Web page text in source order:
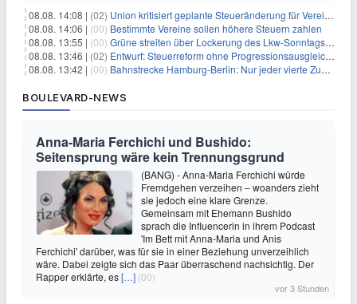
08.08. 14:08 | (02) Union kritisiert geplante Steueränderung für Vereine
08.08. 14:06 | (00) Bestimmte Vereine sollen höhere Steuern zahlen
08.08. 13:55 | (00) Grüne streiten über Lockerung des Lkw-Sonntagsfahrverbots
08.08. 13:46 | (02) Entwurf: Steuerreform ohne Progressionsausgleich geplant
08.08. 13:42 | (00) Bahnstrecke Hamburg-Berlin: Nur jeder vierte Zug pünktlich
BOULEVARD-NEWS
Anna-Maria Ferchichi und Bushido:
Seitensprung wäre kein Trennungsgrund
(BANG) - Anna-Maria Ferchichi würde
Fremdgehen verzeihen – woanders zieht
sie jedoch eine klare Grenze.
Gemeinsam mit Ehemann Bushido
sprach die Influencerin in ihrem Podcast
'Im Bett mit Anna-Maria und Anis
Ferchichi' darüber, was für sie in einer Beziehung unverzeihlich
wäre. Dabei zeigte sich das Paar überraschend nachsichtig. Der
Rapper erklärte, es[…] (00)
vor 3 Stunden